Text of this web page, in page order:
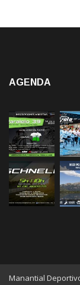
AGENDA
Manantial